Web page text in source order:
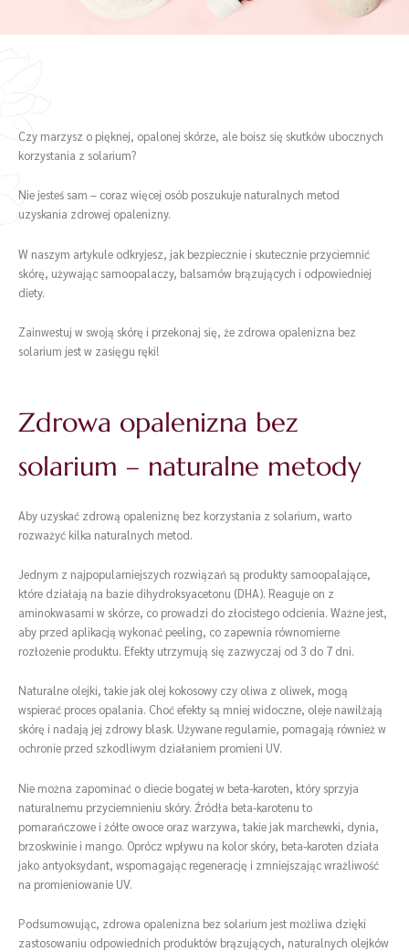
Czy marzysz o pięknej, opalonej skórze, ale boisz się skutków ubocznych
korzystania z solarium?
Nie jesteś sam – coraz więcej osób poszukuje naturalnych metod
uzyskania zdrowej opalenizny.
W naszym artykule odkryjesz, jak bezpiecznie i skutecznie przyciemnić
skórę, używając samoopalaczy, balsamów brązujących i odpowiedniej
diety.
Zainwestuj w swoją skórę i przekonaj się, że zdrowa opalenizna bez
solarium jest w zasięgu ręki!
Zdrowa opalenizna bez
solarium – naturalne metody
Aby uzyskać zdrową opaleniznę bez korzystania z solarium, warto
rozważyć kilka naturalnych metod.
Jednym z najpopularniejszych rozwiązań są produkty samoopalające,
które działają na bazie dihydroksyacetonu (DHA). Reaguje on z
aminokwasami w skórze, co prowadzi do złocistego odcienia. Ważne jest,
aby przed aplikacją wykonać peeling, co zapewnia równomierne
rozłożenie produktu. Efekty utrzymują się zazwyczaj od 3 do 7 dni.
Naturalne olejki, takie jak olej kokosowy czy oliwa z oliwek, mogą
wspierać proces opalania. Choć efekty są mniej widoczne, oleje nawilżają
skórę i nadają jej zdrowy blask. Używane regularnie, pomagają również w
ochronie przed szkodliwym działaniem promieni UV.
Nie można zapominać o diecie bogatej w beta-karoten, który sprzyja
naturalnemu przyciemnieniu skóry. Źródła beta-karotenu to
pomarańczowe i żółte owoce oraz warzywa, takie jak marchewki, dynia,
brzoskwinie i mango. Oprócz wpływu na kolor skóry, beta-karoten działa
jako antyoksydant, wspomagając regenerację i zmniejszając wrażliwość
na promieniowanie UV.
Podsumowując, zdrowa opalenizna bez solarium jest możliwa dzięki
zastosowaniu odpowiednich produktów brązujących, naturalnych olejków